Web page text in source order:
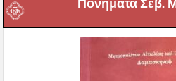
Πονήματα Σεβ.